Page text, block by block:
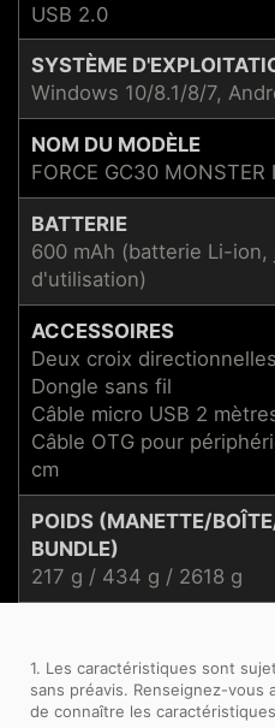
USB 2.0
SYSTÈME
Windows 10/8.1/8/7,
NOM DU MODÈLE
FORCE GC30 MONSTER
BATTERIE
600 mAh (batterie Li-ion,
d'utilisation)
ACCESSOIRES
Deux croix
Dongle sans fil
Câble micro USB 2
Câble OTG pour
cm
POIDS (MANETTE/
BUNDLE)
217 g / 434 g / 2618 g
1. Les caractéristiques sont
sans préavis. Renseignez-
de connaître les